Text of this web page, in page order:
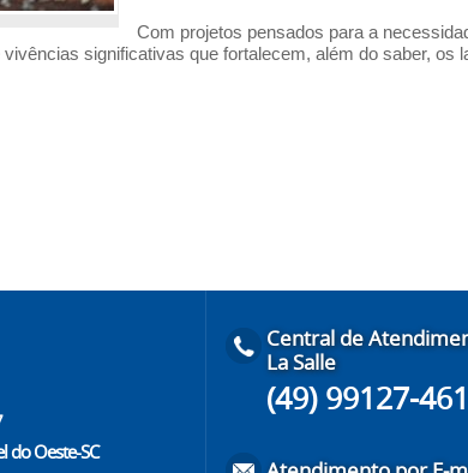
Com projetos pensados para a
significativas que fortalecem, além do saber, os
do Oeste-SC
Central de
La Salle
(49) 99127-